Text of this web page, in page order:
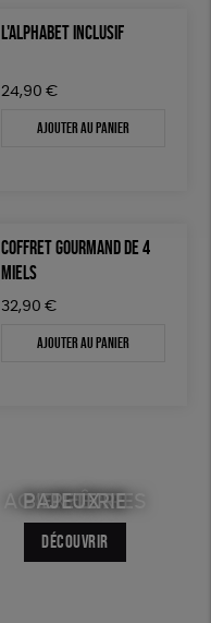
L'ALPHABET INCLUSIF
24,90 €
Ajouter au panier
COFFRET GOURMAND DE 4
MIELS
32,90 €
Ajouter au panier
ACCESSOIRES
DÉCOUVRIR
BIEN-ÊTRE
DÉCOUVRIR
PAPETERIE
DÉCOUVRIR
JEUX
DÉCOUVRIR